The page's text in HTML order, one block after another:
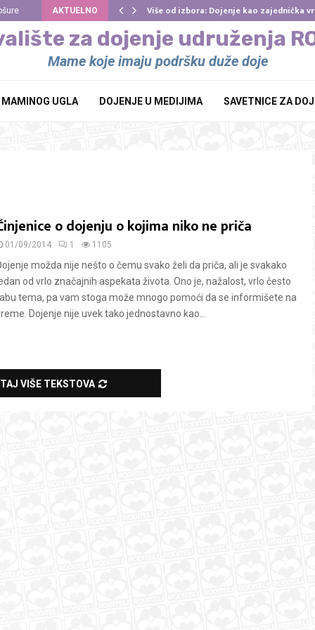
AKTUELNO Više od izbora: Dojenje kao zajednička
za dojenje udruženja
Mame koje imaju podršku duže doje
UGLA DOJENJE U MEDIJIMA SAVETNICE ZA
o dojenju o kojima niko ne priča
01/09/2014 1 1105
možda nije nešto o čemu svako želi da priča, ali je svakako
od vrlo značajnih aspekata života. Ono je, nažalost, vrlo često
tema, pa vam stoga može mnogo pomoći da se informišete na
Dojenje nije uvek tako jednostavno kao...
VIŠE TEKSTOVA